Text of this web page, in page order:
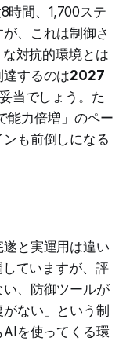
時間、1,700ステ
、これは制御さ
対抗的環境とは
するのは2027
当でしょう。た
能力倍増」のペー
も前倒しになる
と実運用は違い
ていますが、評
、防御ツールが
ない」という制
を使ってくる環